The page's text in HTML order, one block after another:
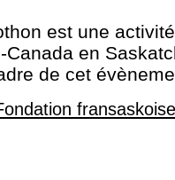
est une
Canada en
de cet
fransaskoise